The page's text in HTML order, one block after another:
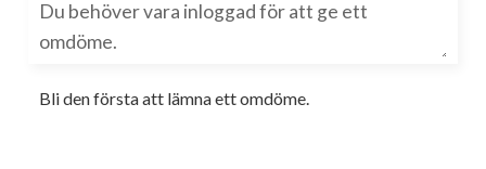
Bli den första att lämna ett omdöme.